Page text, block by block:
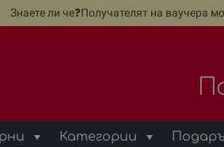
Знаете ли че❓Получателят на ваучера
Категории